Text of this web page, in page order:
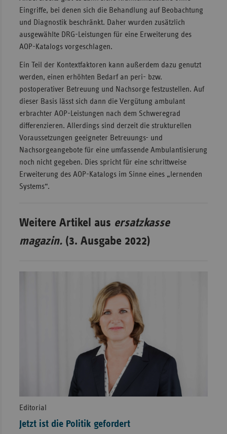
Eingriffe, bei denen sich die Behandlung auf Beobachtung
und Diagnostik beschränkt. Daher wurden zusätzlich
ausgewählte DRG-Leistungen für eine Erweiterung des
AOP-Katalogs vorgeschlagen.
Ein Teil der Kontextfaktoren kann außerdem dazu genutzt
werden, einen erhöhten Bedarf an peri- bzw.
postoperativer Betreuung und Nachsorge festzustellen. Auf
dieser Basis lässt sich dann die Vergütung ambulant
erbrachter AOP-Leistungen nach dem Schweregrad
differenzieren. Allerdings sind derzeit die strukturellen
Voraussetzungen geeigneter Betreuungs- und
Nachsorgeangebote für eine umfassende Ambulantisierung
noch nicht gegeben. Dies spricht für eine schrittweise
Erweiterung des AOP-Katalogs im Sinne eines „lernenden
Systems“.
Weitere Artikel aus ersatzkasse
magazin.(3. Ausgabe 2022)
Editorial
Jetzt ist die Politik gefordert